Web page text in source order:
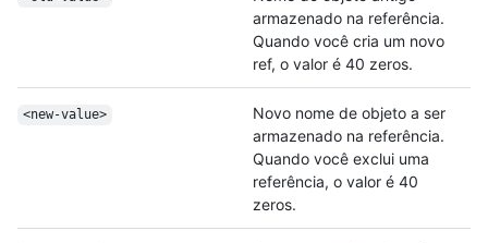
armazenado na referência.
Quando você cria um novo
ref, o valor é 40 zeros.
<new-value>
Novo nome de objeto a ser
armazenado na referência.
Quando você exclui uma
referência, o valor é 40
zeros.